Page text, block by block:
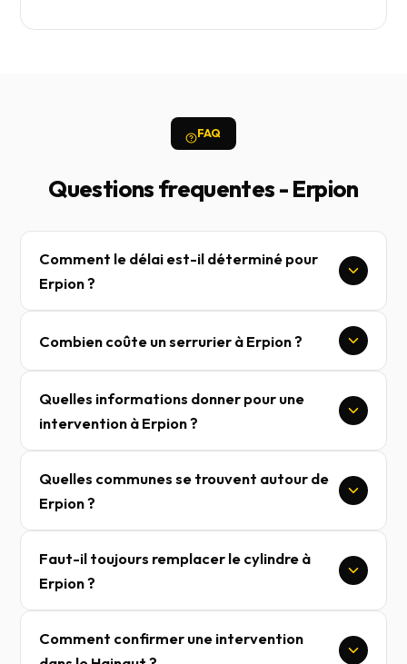
FAQ
Questions frequentes - Erpion
Comment le délai est-il déterminé pour
Erpion ?
Combien coûte un serrurier à Erpion ?
Quelles informations donner pour une
intervention à Erpion ?
Quelles communes se trouvent autour de
Erpion ?
Faut-il toujours remplacer le cylindre à
Erpion ?
Comment confirmer une intervention